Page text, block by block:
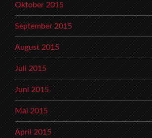
Oktober 2015
September 2015
August 2015
Juli 2015
Juni 2015
Mai 2015
April 2015